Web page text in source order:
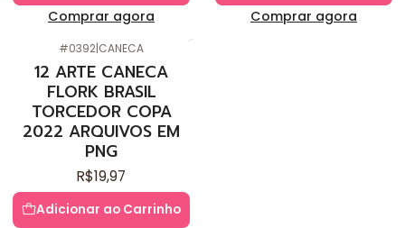
Comprar agora Comprar agora
#0392|CANECA
12 ARTE CANECA
FLORK BRASIL
TORCEDOR COPA
2022 ARQUIVOS EM
PNG
R$19,97
Adicionar ao Carrinho